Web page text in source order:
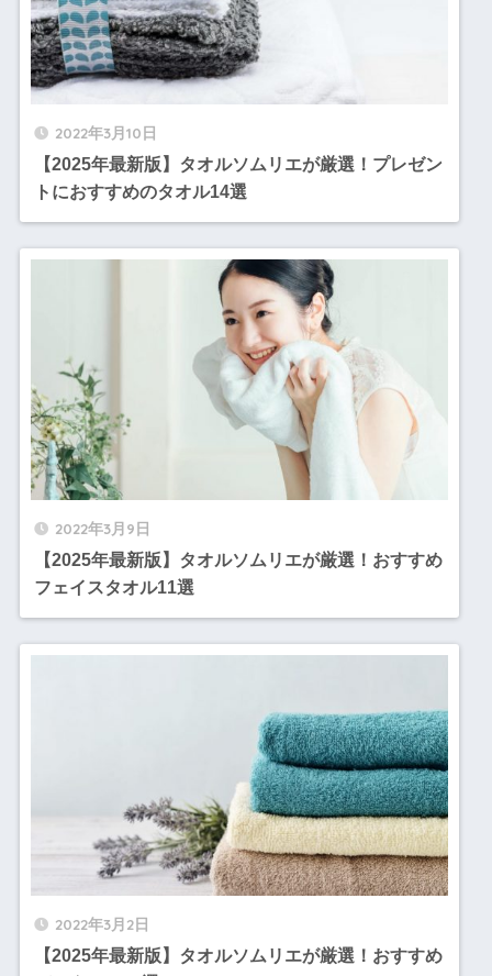
2022年3月10日
【2025年最新版】タオルソムリエが厳選！プレゼン
トにおすすめのタオル14選
2022年3月9日
【2025年最新版】タオルソムリエが厳選！おすすめ
フェイスタオル11選
2022年3月2日
【2025年最新版】タオルソムリエが厳選！おすすめ